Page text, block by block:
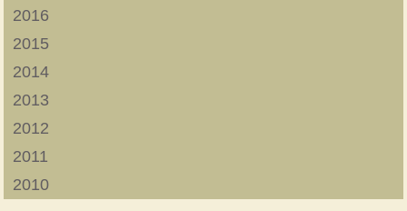
2016
2015
2014
2013
2012
2011
2010